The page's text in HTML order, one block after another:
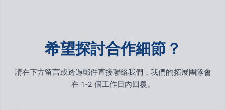
希望探討合作細節？
請在下方留言或透過郵件直接聯絡我們，我們的拓展團隊會
在 1-2 個工作日內回覆。